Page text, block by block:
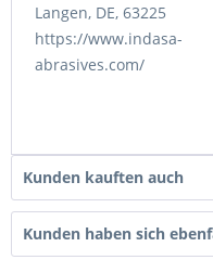
Langen, DE, 63225
https://www.indasa-
abrasives.com/
Kunden kauften auch
Kunden haben sich